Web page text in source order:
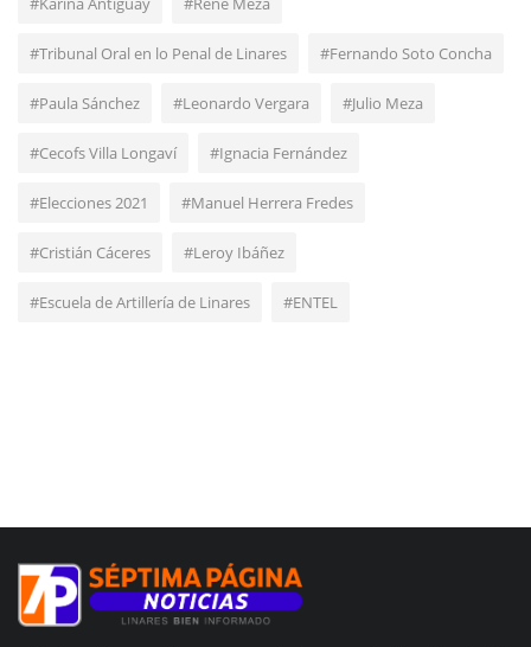
#Tribunal Oral en lo Penal de Linares #Fernando Soto Concha
#Paula Sánchez #Leonardo Vergara #Julio Meza
#Cecofs Villa Longaví #Ignacia Fernández
#Elecciones 2021 #Manuel Herrera Fredes
#Cristián Cáceres #Leroy Ibáñez
#Escuela de Artillería de Linares #ENTEL